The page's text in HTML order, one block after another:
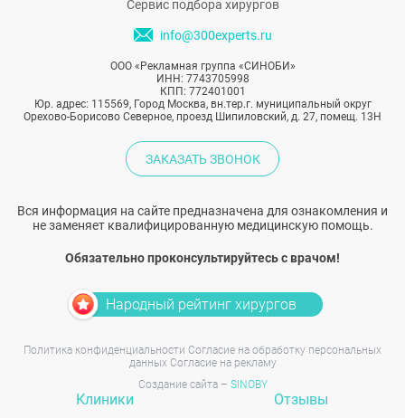
Сервис подбора хирургов
info@300experts.ru
ООО «Рекламная группа «СИНОБИ»
ИНН: 7743705998
КПП: 772401001
Юр. адрес: 115569, Город Москва, вн.тер.г. муниципальный округ
Орехово-Борисово Северное, проезд Шипиловский, д. 27, помещ. 13Н
ЗАКАЗАТЬ ЗВОНОК
Вся информация на сайте предназначена для ознакомления и
не заменяет квалифицированную медицинскую помощь.
Обязательно проконсультируйтесь с врачом!
Народный рейтинг хирургов
Политика конфиденциальности Согласие на обработку персональных
данных Согласие на рекламу
Создание сайта – SINOBY
Клиники Отзывы